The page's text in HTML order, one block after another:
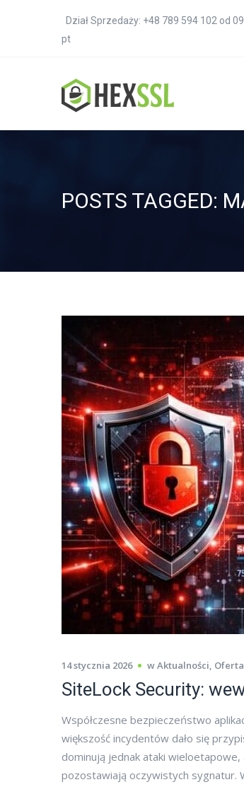
Dział Sprzedaży: +48 789 594 102 od
pt
POSTS TAGGED:
14 stycznia 2026 wAktualności, Oferta
SiteLock Security:
Współczesne bezpieczeństwo
większość incydentów dało się
dominują jednak ataki
pozostawiają oczywistych sygnatur.